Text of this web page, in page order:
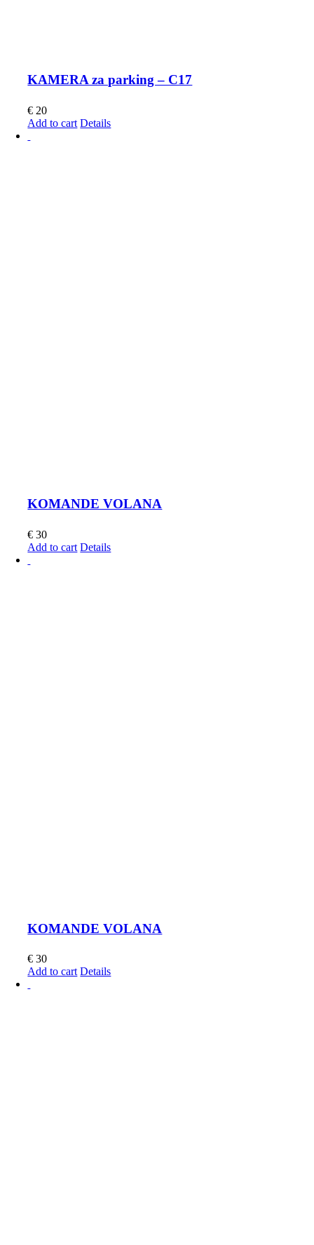
KAMERA za parking – C17
€ 20
Add to cart Details
KOMANDE VOLANA
€ 30
Add to cart Details
KOMANDE VOLANA
€ 30
Add to cart Details